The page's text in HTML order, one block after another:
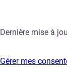
Dernière mise à
Gérer mes